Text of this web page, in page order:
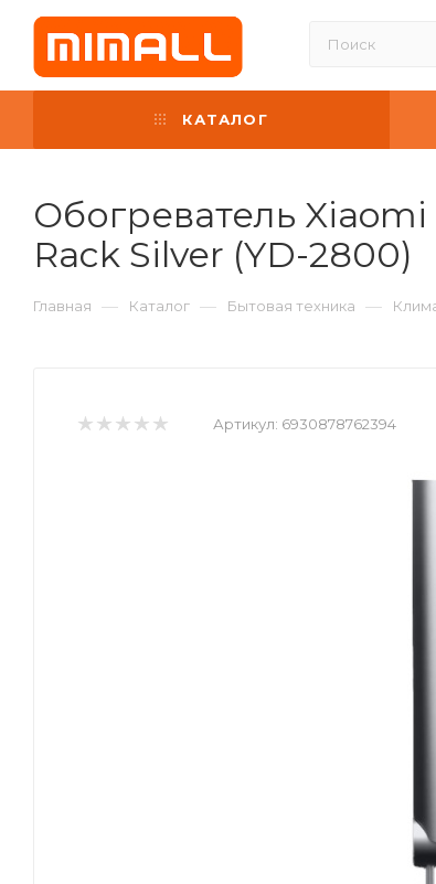
КАТАЛОГ
Обогреватель
Rack Silver (YD-2800)
Главная — Каталог — Бытовая техника —
Артикул: 6930878762394